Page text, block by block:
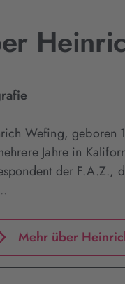
Wefing, geboren
Jahre in
der F.A.Z.,
Mehr über